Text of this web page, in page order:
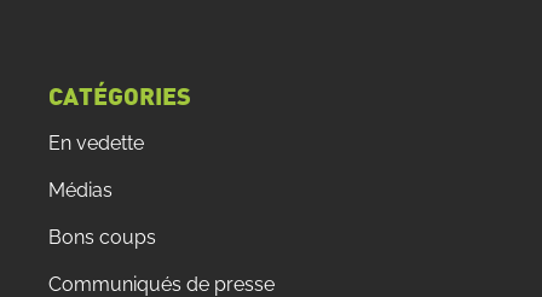
CATÉGORIES
En vedette
Médias
Bons coups
Communiqués de presse